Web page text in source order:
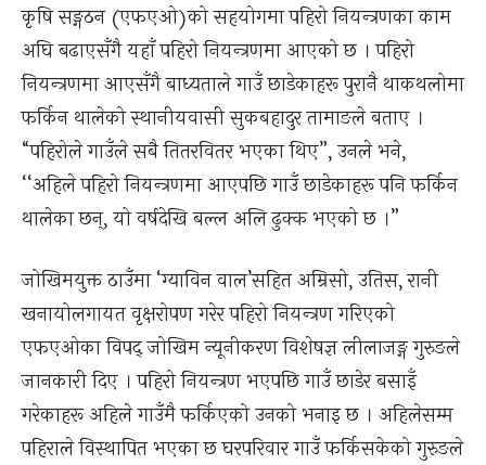
कृषि सङ्गठन (एफएओ)को सहयोगमा पहिरो नियन्त्रणका काम
अघि बढाएसँगै यहाँ पहिरो नियन्त्रणमा आएको छ । पहिरो
नियन्त्रणमा आएसँगै बाध्यताले गाउँ छाडेकाहरू पुरानै थाकथलोमा
फर्किन थालेको स्थानीयवासी सुकबहादुर तामाङले बताए ।
“पहिरोले गाउँले सबै तितरवितर भएका थिए”, उनले भने,
‘‘अहिले पहिरो नियन्त्रणमा आएपछि गाउँ छाडेकाहरू पनि फर्किन
थालेका छन्, यो वर्षदेखि बल्ल अलि ढुक्क भएको छ ।”
जोखिमयुक्त ठाउँमा ‘ग्याविन वाल’सहित अम्रिसो, उतिस, रानी
खनायोलगायत वृक्षरोपण गरेर पहिरो नियन्त्रण गरिएको
एफएओका विपद् जोखिम न्यूनीकरण विशेषज्ञ लीलाजङ्ग गुरुङले
जानकारी दिए । पहिरो नियन्त्रण भएपछि गाउँ छाडेर बसाइँ
गरेकाहरू अहिले गाउँमै फर्किएको उनको भनाइ छ । अहिलेसम्म
पहिराले विस्थापित भएका छ घरपरिवार गाउँ फर्किसकेको गुरुङले